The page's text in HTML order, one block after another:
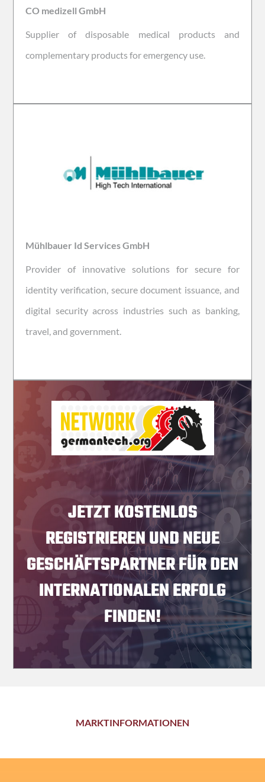
CO medizell GmbH
Supplier of disposable medical products and
complementary products for emergency use.
Mühlbauer Id Services GmbH
Provider of innovative solutions for secure for
identity verification, secure document issuance, and
digital security across industries such as banking,
travel, and government.
JETZT KOSTENLOS
REGISTRIEREN UND NEUE
GESCHÄFTSPARTNER FÜR DEN
INTERNATIONALEN ERFOLG
FINDEN!
MARKTINFORMATIONEN